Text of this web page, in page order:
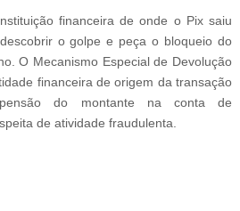
financeira de onde o Pix saiu
o golpe e peça o bloqueio do
O Mecanismo Especial de Devolução
financeira de origem da transação
do montante na conta de
de atividade fraudulenta.